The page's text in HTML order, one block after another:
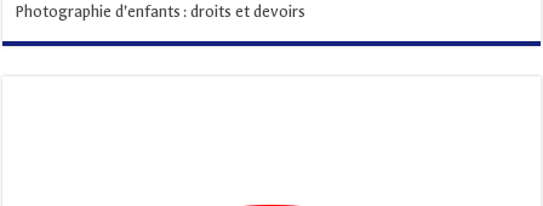
Photographie d’enfants : droits et devoirs